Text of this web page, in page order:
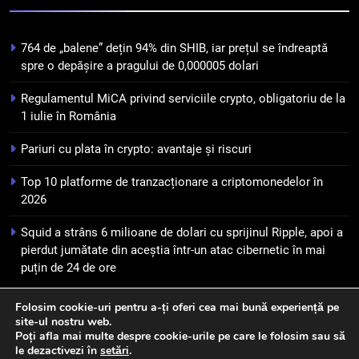
banilor în era digitală
7
WhiteBIT și FC Barcelona
semnează un acord pe cinci ani
finanțelor digitale
8
Lavazza utilizează tehnologia
trasabilitatea cafelei
STIRI
764 de „balene” dețin 94% din SHIB, iar prețul se îndreaptă
spre o depășire a pragului de 0,000005 dolari
Regulamentul MiCA privind serviciile crypto, obligatoriu de la
1 iulie în România
Pariuri cu plata în crypto: avantaje și riscuri
Top 10 platforme de tranzacționare a criptomonedelor în
2026
Squid a strâns 6 milioane de dolari cu sprijinul Ripple, apoi a
pierdut jumătate din aceștia într-un atac cibernetic în mai
puțin de 24 de ore
Newsmatic - News WordPress Theme 2026. Powered By
Folosim cookie-uri pentru a-ți oferi cea mai bună experiență pe
site-ul nostru web.
Poți afla mai multe despre cookie-urile pe care le folosim sau să
le dezactivezi în setări.